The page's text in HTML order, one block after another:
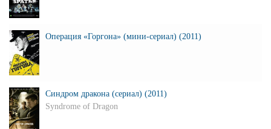
Операция «Горгона» (мини-сериал) (2011)
Синдром дракона (сериал) (2011)
Syndrome of Dragon